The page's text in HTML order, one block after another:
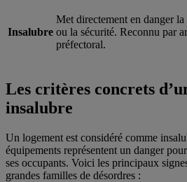
Insalubre
Met directement en danger la
ou la sécurité. Reconnu par
préfectoral.
Les critères concrets
insalubre
Un logement est considéré comme
équipements représentent un danger
ses occupants. Voici les principaux
grandes familles de désordres :